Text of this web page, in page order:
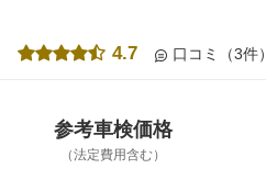
4.7 口コミ（3件）
参考車検価格
（法定費用含む）